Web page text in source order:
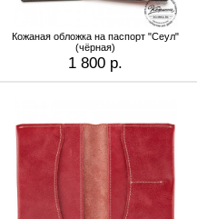
Кожаная обложка на паспорт "Сеул"
(чёрная)
1 800 р.